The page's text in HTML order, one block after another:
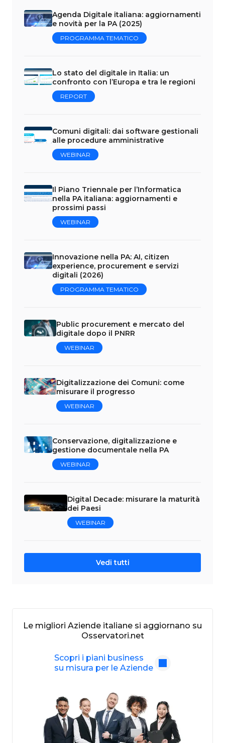
Agenda Digitale italiana: aggiornamenti
e novità per la PA (2025)
PROGRAMMA TEMATICO
Lo stato del digitale in Italia: un
confronto con l’Europa e tra le regioni
REPORT
Comuni digitali: dai software gestionali
alle procedure amministrative
WEBINAR
Il Piano Triennale per l’Informatica
nella PA italiana: aggiornamenti e
prossimi passi
WEBINAR
Innovazione nella PA: AI, citizen
experience, procurement e servizi
digitali (2026)
PROGRAMMA TEMATICO
Public procurement e mercato del
digitale dopo il PNRR
WEBINAR
Digitalizzazione dei Comuni: come
misurare il progresso
WEBINAR
Conservazione, digitalizzazione e
gestione documentale nella PA
WEBINAR
Digital Decade: misurare la maturità
dei Paesi
WEBINAR
Vedi tutti
Le migliori Aziende italiane si aggiornano su
Osservatori.net
Scopri i piani business
su misura per le Aziende